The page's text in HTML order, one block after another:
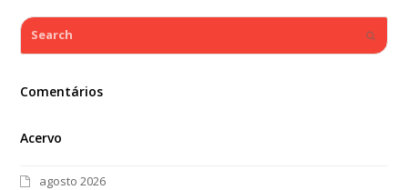
Search
Comentários
Acervo
agosto 2026